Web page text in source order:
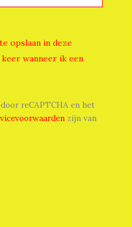
opslaan in deze
wanneer ik een
reCAPTCHA en het
zijn van